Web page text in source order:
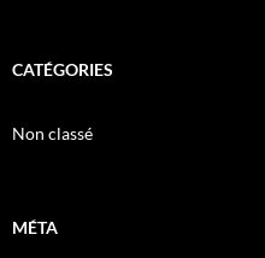
CATÉGORIES
Non classé
MÉTA